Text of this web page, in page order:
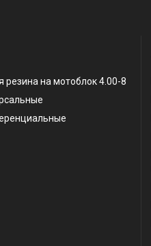
резина на мотоблок 4.00-8